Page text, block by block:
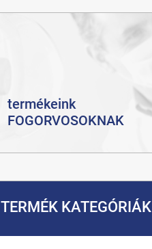
termékeink
FOGORVOSOKNAK
TERMÉK KATEGÓRIÁK